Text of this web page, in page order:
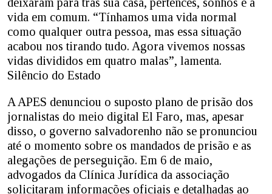
vida em comum. “Tínhamos uma vida normal
como qualquer outra pessoa, mas essa situação
acabou nos tirando tudo. Agora vivemos nossas
vidas divididos em quatro malas”, lamenta.
Silêncio do Estado
A APES denunciou o suposto plano de prisão dos
jornalistas do meio digital El Faro, mas, apesar
disso, o governo salvadorenho não se pronunciou
até o momento sobre os mandados de prisão e as
alegações de perseguição. Em 6 de maio,
advogados da Clínica Jurídica da associação
solicitaram informações oficiais e detalhadas ao